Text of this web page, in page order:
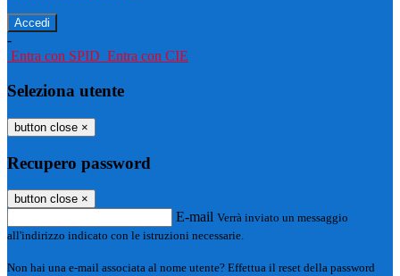
-
Entra con SPID Entra con CIE
Seleziona utente
button close ×
Recupero password
button close ×
E-mail Verrà inviato un messaggio
all'indirizzo indicato con le istruzioni necessarie.
Non hai una e-mail associata al nome utente? Effettua il reset della password